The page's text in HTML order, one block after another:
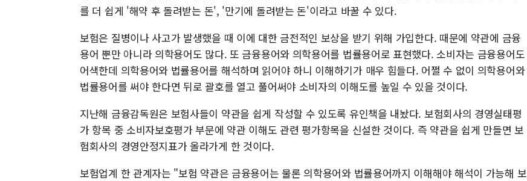
를 더 쉽게 '해약 후 돌려받는 돈', '만기에 돌려받는 돈'이라고 바꿀 수 있다.
보험은 질병이나 사고가 발생했을 때 이에 대한 금전적인 보상을 받기 위해 가입한다. 때문에 약관에 금융
용어 뿐만 아니라 의학용어도 많다. 또 금융용어와 의학용어를 법률용어로 표현했다. 소비자는 금융용어도
어색한데 의학용어와 법률용어를 해석하며 읽어야 하니 이해하기가 매우 힘들다. 어쩔 수 없이 의학용어와
법률용어를 써야 한다면 뒤로 괄호를 열고 풀어써야 소비자의 이해도를 높일 수 있을 것이다.
지난해 금융감독원은 보험사들이 약관을 쉽게 작성할 수 있도록 유인책을 내놨다. 보험회사의 경영실태평
가 항목 중 소비자보호평가 부문에 약관 이해도 관련 평가항목을 신설한 것이다. 즉 약관을 쉽게 만들면 보
험회사의 경영안정지표가 올라가게 한 것이다.
보험업계 한 관계자는 "보험 약관은 금융용어는 물론 의학용어와 법률용어까지 이해해야 해석이 가능해 보